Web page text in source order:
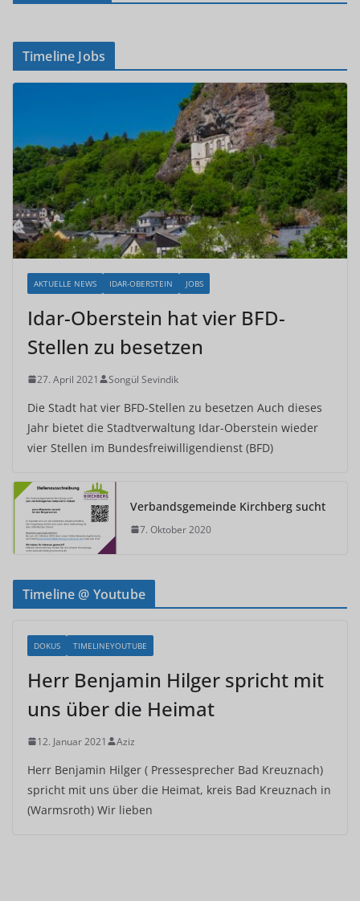
Timeline Jobs
AKTUELLE NEWS IDAR-OBERSTEIN JOBS
Idar-Oberstein hat vier BFD-
Stellen zu besetzen
27. April 2021 Songül Sevindik
Die Stadt hat vier BFD-Stellen zu besetzen Auch dieses
Jahr bietet die Stadtverwaltung Idar-Oberstein wieder
vier Stellen im Bundesfreiwilligendienst (BFD)
Verbandsgemeinde Kirchberg sucht
7. Oktober 2020
Timeline @ Youtube
DOKUS TIMELINEYOUTUBE
Herr Benjamin Hilger spricht mit
uns über die Heimat
12. Januar 2021 Aziz
Herr Benjamin Hilger ( Pressesprecher Bad Kreuznach)
spricht mit uns über die Heimat, kreis Bad Kreuznach in
(Warmsroth) Wir lieben